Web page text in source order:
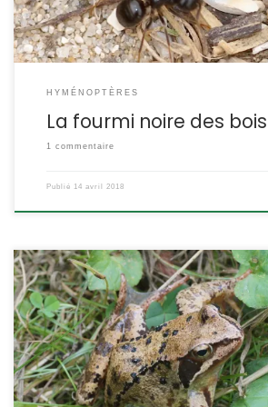
HYMÉNOPTÈRES
La fourmi noire des bois
1 commentaire
Publié 14 avril 2018
C’est l’espèce de grenouille la plus répandue
Néanmoins, ses populations régressent en
de la disparition de leur habitat. A l’inverse
elle est plus terrestre qu’aquatique. Rana
Linnaeus,1758 POSITION SYSTÉMATIQUE :
ETYMOLOGIE : Rana signifie « grenouille »